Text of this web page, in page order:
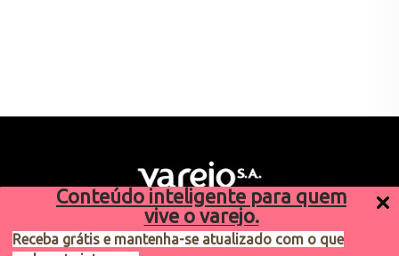
Conteúdo inteligente para quem
vive o varejo.
Receba grátis e mantenha-se atualizado com o que